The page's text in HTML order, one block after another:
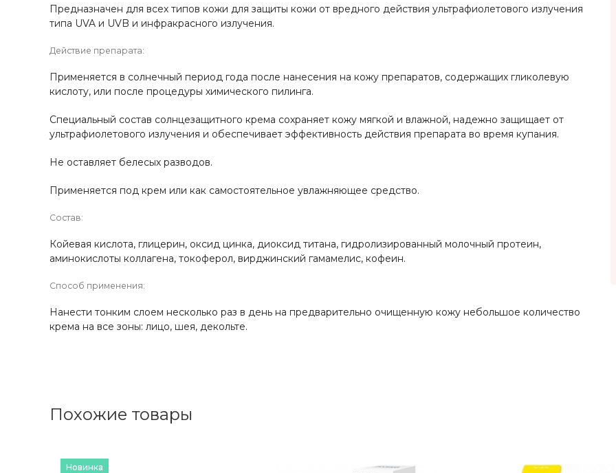
Предназначен для всех типов кожи для защиты кожи от вредного действия ультрафиолетового излучения
типа UVA и UVB и инфракрасного излучения.
Действие препарата:
Применяется в солнечный период года после нанесения на кожу препаратов, содержащих гликолевую
кислоту, или после процедуры химического пилинга.
Специальный состав солнцезащитного крема сохраняет кожу мягкой и влажной, надежно защищает от
ультрафиолетового излучения и обеспечивает эффективность действия препарата во время купания.
Не оставляет белесых разводов.
Применяется под крем или как самостоятельное увлажняющее средство.
Состав:
Койевая кислота, глицерин, оксид цинка, диоксид титана, гидролизированный молочный протеин,
аминокислоты коллагена, токоферол, вирджинский гамамелис, кофеин.
Способ применения:
Нанести тонким слоем несколько раз в день на предварительно очищенную кожу небольшое количество
крема на все зоны: лицо, шея, декольте.
Похожие товары
Новинка